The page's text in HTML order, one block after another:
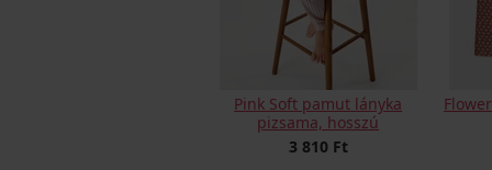
Pink Soft pamut lányka
pizsama, hosszú
3 810 Ft